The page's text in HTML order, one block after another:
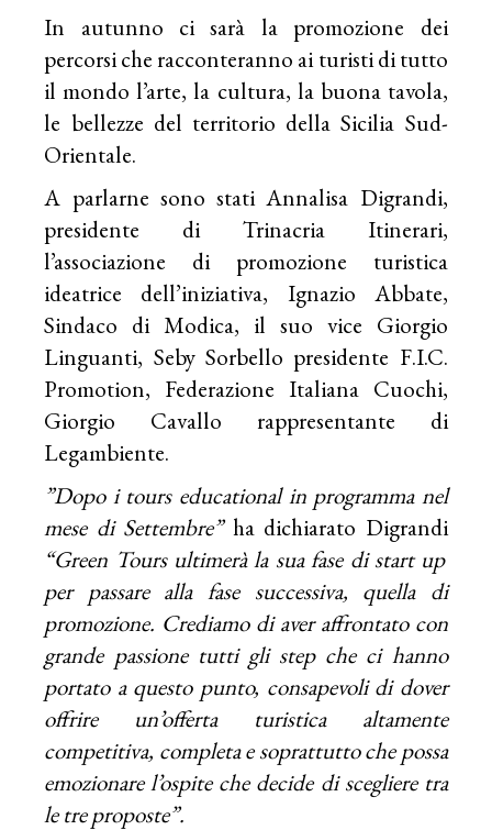
In autunno ci sarà la promozione dei
percorsi che racconteranno ai turisti di tutto
il mondo l’arte, la cultura, la buona tavola,
le bellezze del territorio della Sicilia Sud-
Orientale.
A parlarne sono stati Annalisa Digrandi,
presidente di Trinacria Itinerari,
l’associazione di promozione turistica
ideatrice dell’iniziativa, Ignazio Abbate,
Sindaco di Modica, il suo vice Giorgio
Linguanti, Seby Sorbello presidente F.I.C.
Promotion, Federazione Italiana Cuochi,
Giorgio Cavallo rappresentante di
Legambiente.
”Dopo i tours educational in programma nel
mese di Settembre” ha dichiarato Digrandi
“Green Tours ultimerà la sua fase di start up
per passare alla fase successiva, quella di
promozione. Crediamo di aver affrontato con
grande passione tutti gli step che ci hanno
portato a questo punto, consapevoli di dover
offrire un’offerta turistica altamente
competitiva, completa e soprattutto che possa
emozionare l’ospite che decide di scegliere tra
le tre proposte”.